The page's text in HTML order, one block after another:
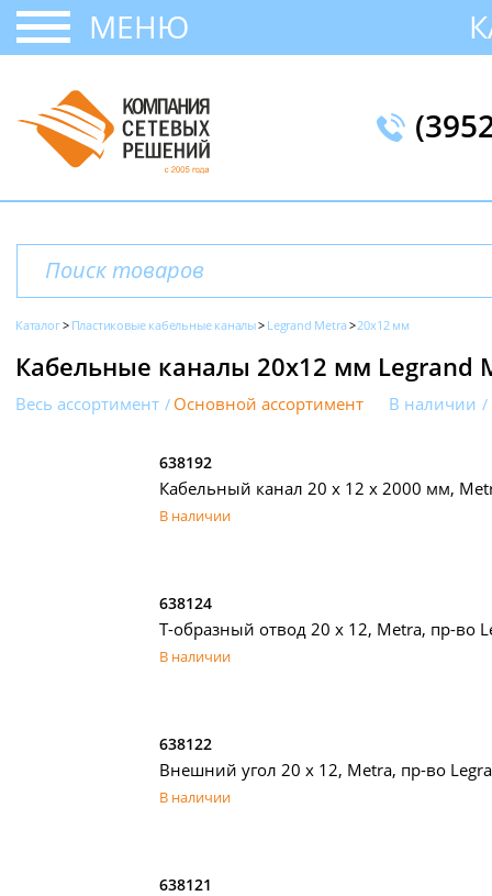
МЕНЮ
Каталог Пластиковые кабельные каналы Legrand Metra 20х12 мм
Кабельные каналы 20х12 мм Legrand
Весь ассортимент Основной ассортимент В наличии
638192
Кабельный канал 20 х 12 x 2000 мм,
В наличии
638124
T-образный отвод 20 х 12, Metra, пр-во
В наличии
638122
Внешний угол 20 х 12, Metra, пр-во
В наличии
638121